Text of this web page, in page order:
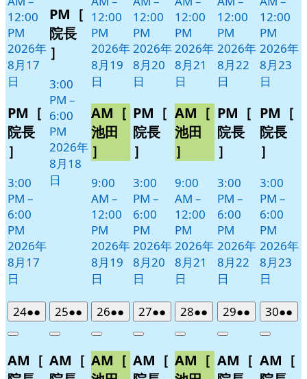
12:00
PM
2026年
8月17
日
PM［
院長
］
3:00
PM –
6:00
PM
2026年
8月17
日
月
18
日
イ
ベ
PM［
院長
］
3:00
PM –
6:00
PM
2026年
8月18
日
12:00
PM
2026年
8月19
日
AM［
池田
］
9:00
AM –
12:00
PM
2026年
8月19
日
12:00
PM
2026年
8月20
日
PM［
院長
］
3:00
PM –
6:00
PM
2026年
8月20
日
12:00
PM
2026年
8月21
日
AM［
池田
］
9:00
AM –
12:00
PM
2026年
8月21
日
12:00
PM
2026年
8月22
日
PM［
院長
］
3:00
PM –
6:00
PM
2026年
8月22
日
12:00
PM
2026年
8月23
日
PM［
院長
］
3:00
PM –
6:00
PM
2026年
8月23
日
242026
年
月
24
●●
件
イ
Close
AM［
252026
年
月
25
●●
件
イ
Close
AM［
262026
年
月
26
●●
件
イ
Close
AM［
272026
年
月
27
●●
件
イ
Close
AM［
282026
年
月
28
●●
件
イ
Close
AM［
292026
年
月
29
●●
件
イ
Close
AM［
302026
年
月
30
●●
件
イ
Close
AM［